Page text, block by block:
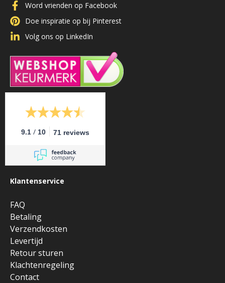
Word vrienden op Facebook
Doe inspiratie op bij Pinterest
Volg ons op LinkedIn
9.1 / 10 71 reviews
Klantenservice
FAQ
Betaling
Verzendkosten
Levertijd
Retour sturen
Klachtenregeling
Contact